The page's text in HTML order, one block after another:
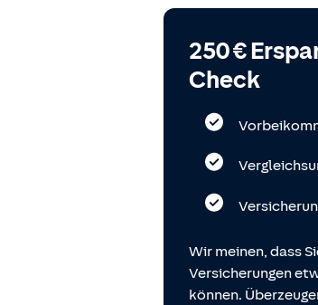
250 €
Check
Wir meinen, dass
Versicherungen
können.